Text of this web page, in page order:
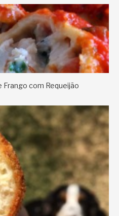
Frango com Requeijão